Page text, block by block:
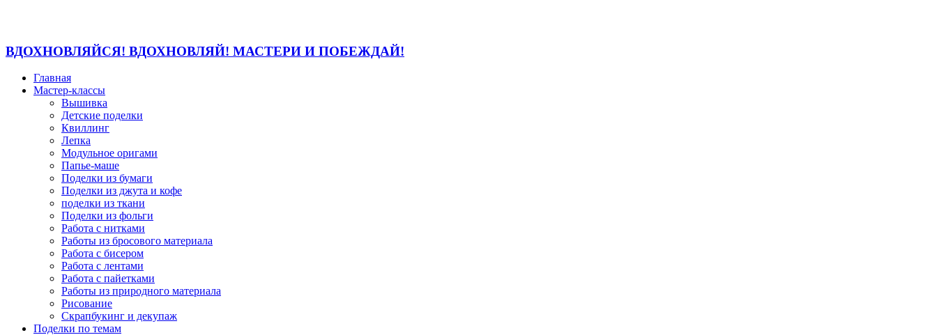
ВДОХНОВЛЯЙСЯ! ВДОХНОВЛЯЙ! МАСТЕРИ И ПОБЕЖДАЙ!
Главная
Мастер-классы
Вышивка
Детские поделки
Квиллинг
Лепка
Модульное оригами
Папье-маше
Поделки из бумаги
Поделки из джута и кофе
поделки из ткани
Поделки из фольги
Работа с нитками
Работы из бросового материала
Работа с бисером
Работа с лентами
Работа с пайетками
Работы из природного материала
Рисование
Скрапбукинг и декупаж
Поделки по темам